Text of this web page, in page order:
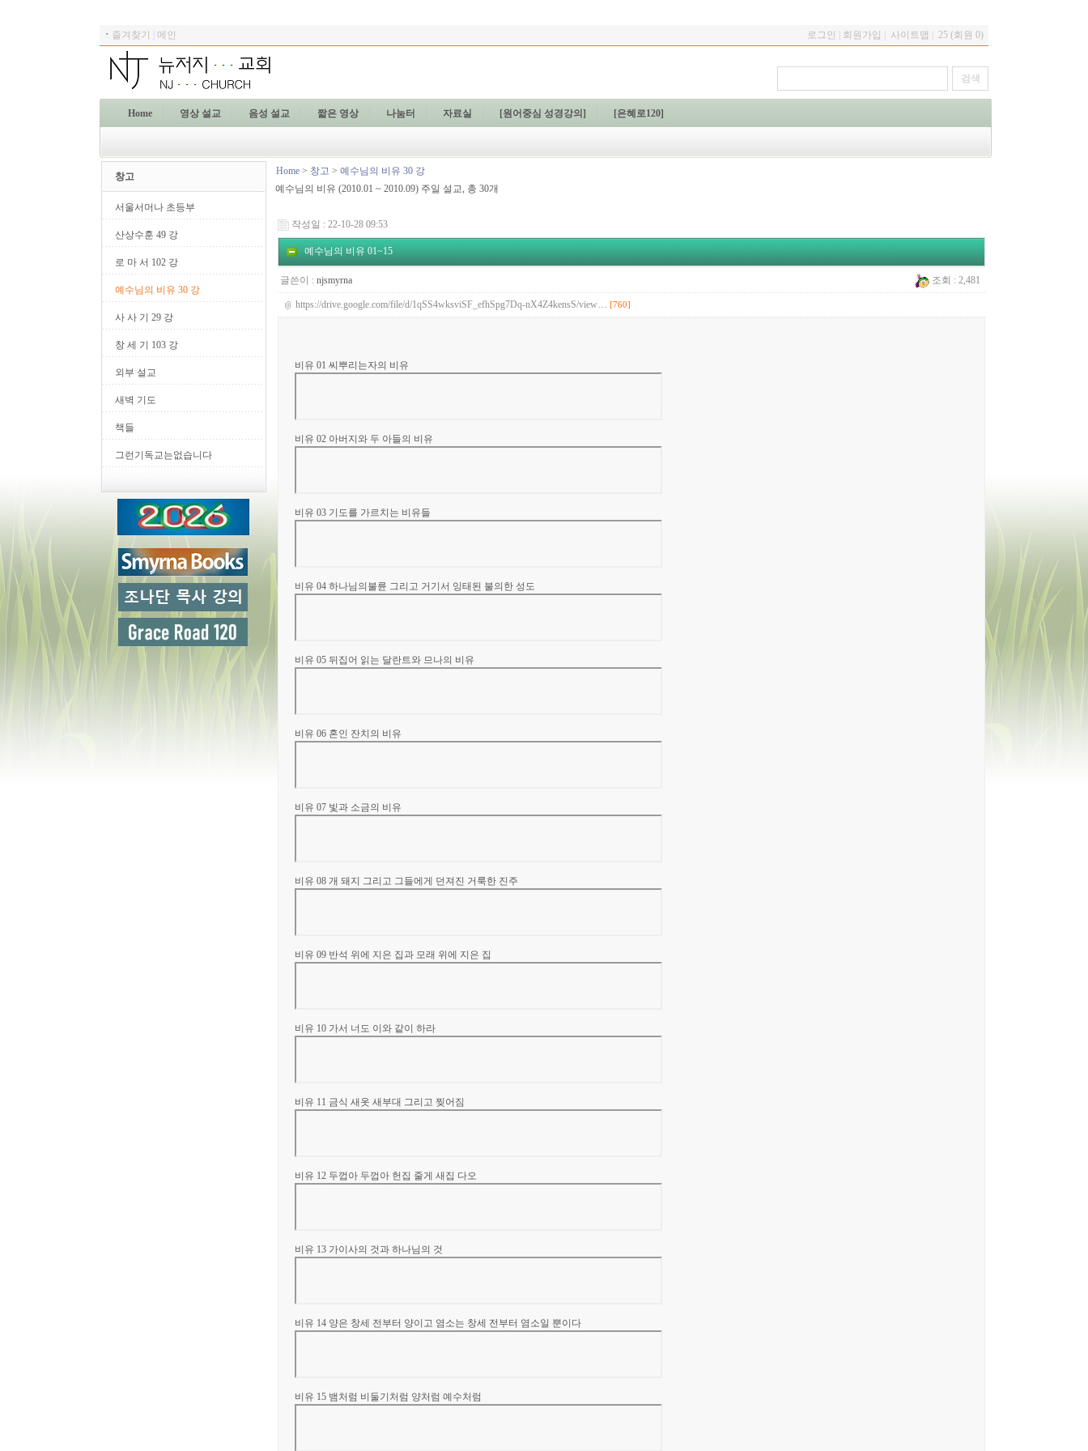
ㆍ 즐겨찾기 메인 로그인 회원가입 사이트맵 25 (회원 0)
Home 영상 설교 음성 설교 짧은 영상 나눔터 자료실 [원어중심 성경강의] [은혜로120]
창고
서울서머나 초등부
산상수훈 49 강
로 마 서 102 강
예수님의 비유 30 강
사 사 기 29 강
창 세 기 103 강
외부 설교
새벽 기도
책들
그런기독교는없습니다
Home > 창고 > 예수님의 비유 30 강
예수님의 비유 (2010.01 ~ 2010.09) 주일 설교, 총 30개
작성일 : 22-10-28 09:53
예수님의 비유 01~15
글쓴이 : njsmyrna 조회 : 2,481
https://drive.google.com/file/d/1qSS4wksviSF_efhSpg7Dq-nX4Z4kensS/view… [760]
비유 01 씨뿌리는자의 비유
비유 02 아버지와 두 아들의 비유
비유 03 기도를 가르치는 비유들
비유 04 하나님의불륜 그리고 거기서 잉태된 불의한 성도
비유 05 뒤집어 읽는 달란트와 므나의 비유
비유 06 혼인 잔치의 비유
비유 07 빛과 소금의 비유
비유 08 개 돼지 그리고 그들에게 던져진 거룩한 진주
비유 09 반석 위에 지은 집과 모래 위에 지은 집
비유 10 가서 너도 이와 같이 하라
비유 11 금식 새옷 새부대 그리고 찢어짐
비유 12 두껍아 두껍아 헌집 줄게 새집 다오
비유 13 가이사의 것과 하나님의 것
비유 14 양은 창세 전부터 양이고 염소는 창세 전부터 염소일 뿐이다
비유 15 뱀처럼 비둘기처럼 양처럼 예수처럼